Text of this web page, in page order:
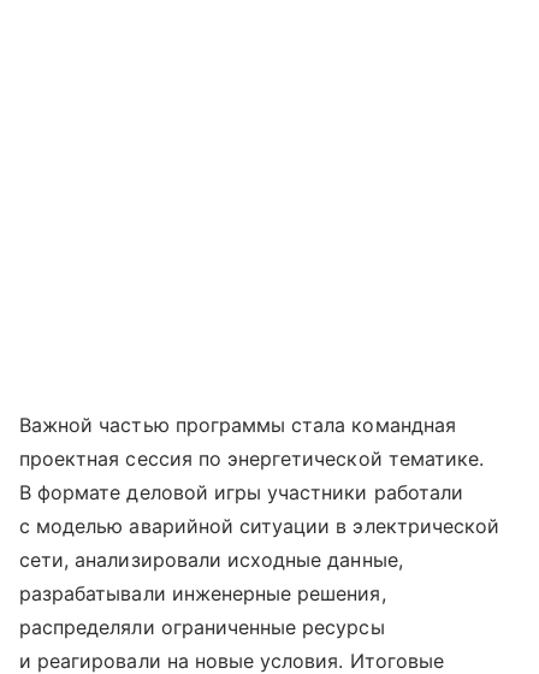
Важной частью программы стала командная
проектная сессия по энергетической тематике.
В формате деловой игры участники работали
с моделью аварийной ситуации в электрической
сети, анализировали исходные данные,
разрабатывали инженерные решения,
распределяли ограниченные ресурсы
и реагировали на новые условия. Итоговые